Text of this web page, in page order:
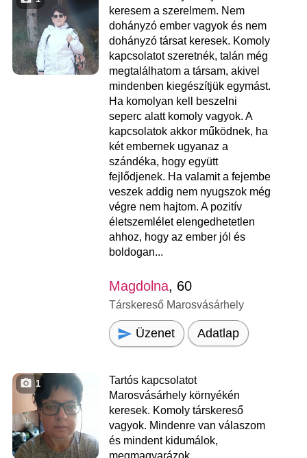
keresem a szerelmem. Nem
dohányzó ember vagyok és nem
dohányzó társat keresek. Komoly
kapcsolatot szeretnék, talán még
megtalálhatom a társam, akivel
mindenben kiegészítjük egymást.
Ha komolyan kell beszelni
seperc alatt komoly vagyok. A
kapcsolatok akkor működnek, ha
két embernek ugyanaz a
szándéka, hogy együtt
fejlődjenek. Ha valamit a fejembe
veszek addig nem nyugszok még
végre nem hajtom. A pozitív
életszemlélet elengedhetetlen
ahhoz, hogy az ember jól és
boldogan...
Magdolna, 60
Társkereső Marosvásárhely
Üzenet Adatlap
1
Tartós kapcsolatot
Marosvásárhely környékén
keresek. Komoly társkereső
vagyok. Mindenre van válaszom
és mindent kidumálok,
megmagyarázok.